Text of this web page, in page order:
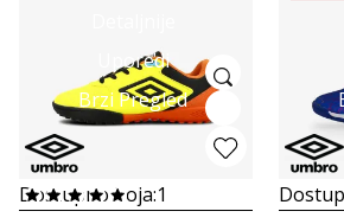
Uporedi
Brzi Pregled
Dostupno boja:1